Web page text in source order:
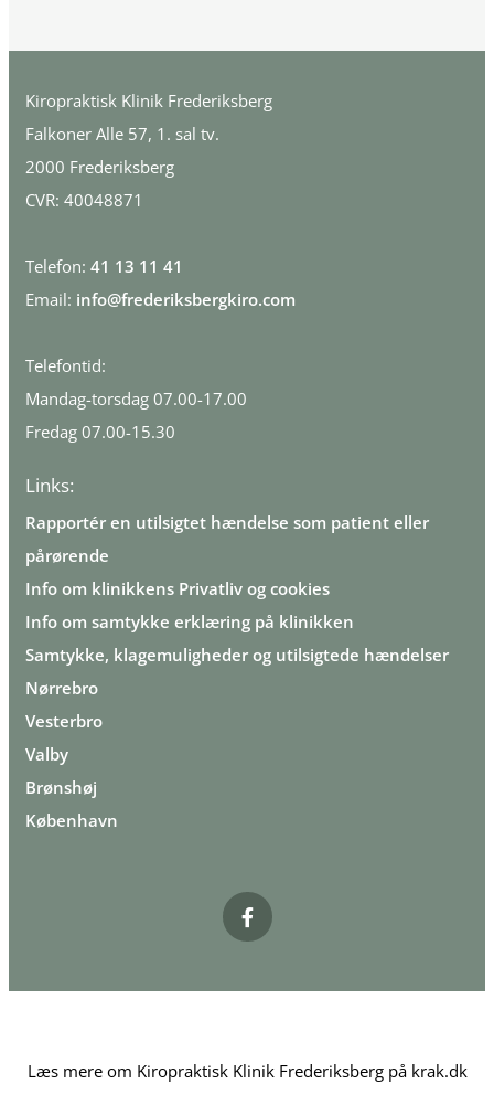
Kiropraktisk Klinik Frederiksberg
Falkoner Alle 57, 1. sal tv.
2000 Frederiksberg
CVR: 40048871
Telefon: 41 13 11 41
Email: info@frederiksbergkiro.com
Telefontid:
Mandag-torsdag 07.00-17.00
Fredag 07.00-15.30
Links:
Rapportér en utilsigtet hændelse som patient eller
pårørende
Info om klinikkens Privatliv og cookies
Info om samtykke erklæring på klinikken
Samtykke, klagemuligheder og utilsigtede hændelser
Nørrebro
Vesterbro
Valby
Brønshøj
København
Læs mere om Kiropraktisk Klinik Frederiksberg på krak.dk